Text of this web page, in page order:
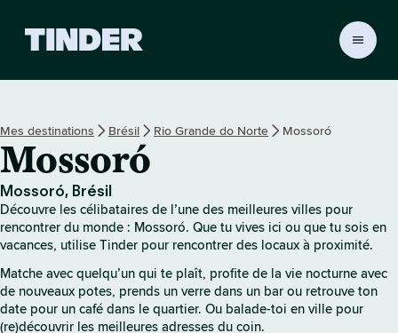
i
T
n
d
e
Mes destinations Brésil Rio Grande do Norte Mossoró
Mossoró
Mossoró, Brésil
Découvre les célibataires de l’une des meilleures villes pour
rencontrer du monde : Mossoró. Que tu vives ici ou que tu sois en
vacances, utilise Tinder pour rencontrer des locaux à proximité.
Matche avec quelqu’un qui te plaît, profite de la vie nocturne avec
de nouveaux potes, prends un verre dans un bar ou retrouve ton
date pour un café dans le quartier. Ou balade-toi en ville pour
(re)découvrir les meilleures adresses du coin.